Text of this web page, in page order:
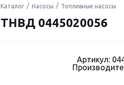
Каталог Насосы Топливные насосы
ТНВД 0445020056
Артикул: